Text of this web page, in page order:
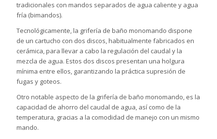
tradicionales con mandos separados de agua caliente y agua
fría (bimandos).
Tecnológicamente, la grifería de baño monomando dispone
de un cartucho con dos discos, habitualmente fabricados en
cerámica, para llevar a cabo la regulación del caudal y la
mezcla de agua. Estos dos discos presentan una holgura
mínima entre ellos, garantizando la práctica supresión de
fugas y goteos.
Otro notable aspecto de la grifería de baño monomando, es la
capacidad de ahorro del caudal de agua, así como de la
temperatura, gracias a la comodidad de manejo con un mismo
mando.